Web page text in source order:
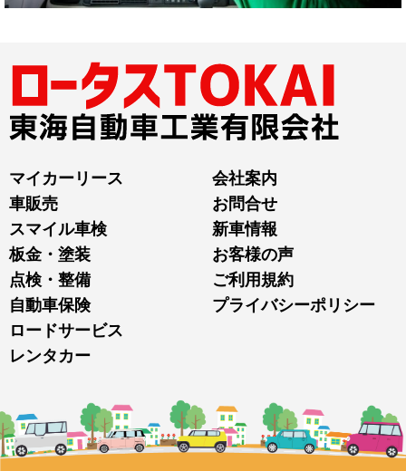
マイカーリース
車販売
スマイル車検
板金・塗装
点検・整備
自動車保険
ロードサービス
レンタカー
会社案内
お問合せ
新車情報
お客様の声
ご利用規約
プライバシーポリシー